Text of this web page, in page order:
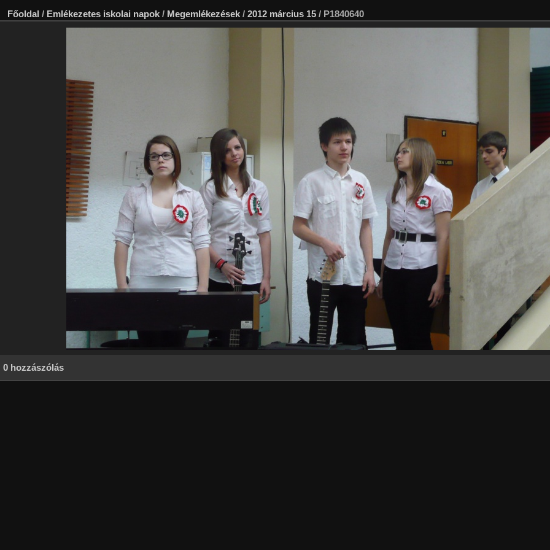
Főoldal / Emlékezetes iskolai napok / Megemlékezések / 2012 március 15 / P1840640
0 hozzászólás